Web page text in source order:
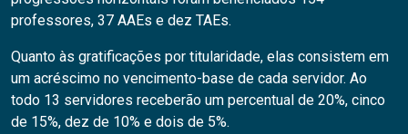
professores, 37 AAEs e dez TAEs.
Quanto às gratificações por titularidade, elas consistem em
um acréscimo no vencimento-base de cada servidor. Ao
todo 13 servidores receberão um percentual de 20%, cinco
de 15%, dez de 10% e dois de 5%.